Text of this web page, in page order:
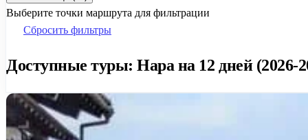
Выберите точки маршрута для фильтрации
Сбросить фильтры
Доступные туры: Нара на 12 дней (2026-